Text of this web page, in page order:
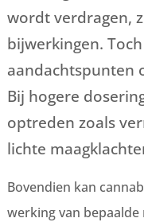
wordt verdragen,
bijwerkingen.
aandachtspunten
Bij hogere
optreden zoals
lichte
Bovendien kan
werking van